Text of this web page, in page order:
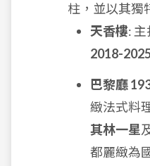
柱，並以其獨
天香樓:
2018-
巴黎廳
緻法式料
其林一星
都麗緻為